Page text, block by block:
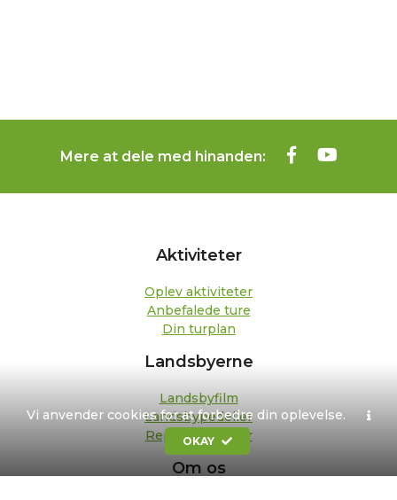
Vi anvender cookies for at forbedre din oplevelse.
OKAY
Mere at dele med hinanden:
Aktiviteter
Oplev aktiviteter
Anbefalede ture
Din turplan
Landsbyerne
Landsbyfilm
Landsbypedeller
Repræsentanter
Om os